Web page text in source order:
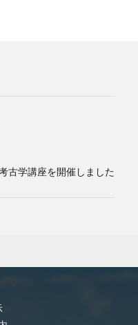
学講座を開催しました